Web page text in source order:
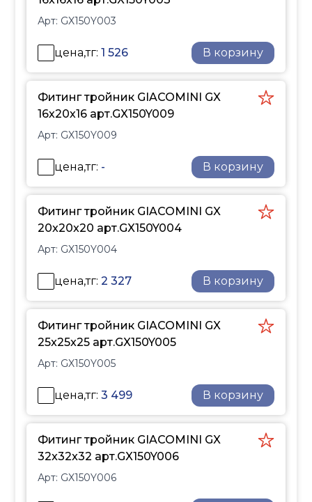
сечениям фитингов,
труб из сшитого
полиэтилена снижаются
гидравлические потери
системы, влияющие на
затраты по эксплуатации.
требует дополнительных
уплотнительных
элементов. Размеры
резьбовых фитингов
соответствуют
обеспечивая их
универсальность и
совместимость.
Полимерное кольцо,
применяемое при
напряжения и прочное
неразъемное
соединение фитинга с
трубой.
Фитинги GX,
Арт: GX150Y003
цена,тг:1 526 В корзину
Фитинг тройник GIACOMINI GX
16х20х16 арт.GX150Y009
Арт: GX150Y009
цена,тг: - В корзину
Фитинг тройник GIACOMINI GX
20x20x20 арт.GX150Y004
Арт: GX150Y004
цена,тг:2 327 В корзину
Фитинг тройник GIACOMINI GX
25x25x25 арт.GX150Y005
Арт: GX150Y005
цена,тг:3 499 В корзину
Фитинг тройник GIACOMINI GX
32x32x32 арт.GX150Y006
Арт: GX150Y006